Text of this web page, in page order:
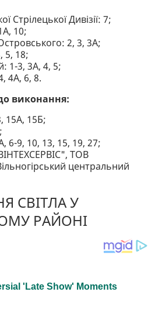
Стрілецької Дивізії: 7;
10;
2, 3, 3А;
5, 18;
1-3, 3А, 4, 5;
4А, 6, 8.
виконання:
15А, 15Б;
6-9, 10, 13, 15, 19, 27;
ТОВ
центральний
СВІТЛА У
РАЙОНІ